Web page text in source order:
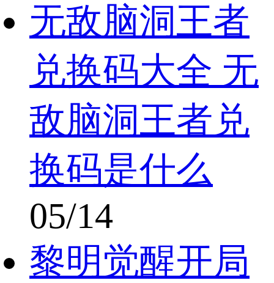
无敌脑洞王者
兑换码大全 无
敌脑洞王者兑
换码是什么
05/14
黎明觉醒开局